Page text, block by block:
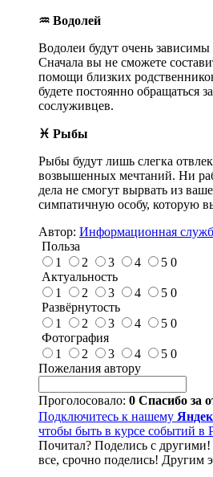
♒ Водолей
Водолеи будут очень
Сначала вы не сможете
помощи близких
будете постоянно обращаться
сослуживцев.
♓ Рыбы
Рыбы будут лишь слегка
возвышенных мечтаний. Ни
дела не смогут вырвать из
симпатичную особу, которую
Автор: Информационная
Польза
1
2 3 4 5 0
Актуальность
1
2 3 4 5 0
Развёрнутость
1
2 3 4 5 0
Фотография
1
2 3 4 5 0
Пожелания автору
Проголосовало: 0 Спасибо за
Подключитесь к нашему
чтобы быть в курсе событий в
Почитал? Поделись с
все, срочно поделись! Другим